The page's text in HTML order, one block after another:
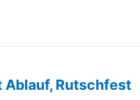
Ablauf, Rutschfest